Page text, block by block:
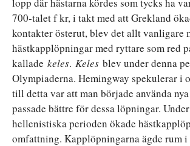
700-talet f kr, i takt med att Grekland
kontakter österut, blev det allt vanligare
hästkapplöpningar med ryttare som red
kallade keles. Keles blev under denna
Olympiaderna. Hemingway spekulerar i
till detta var att man började använda
passade bättre för dessa löpningar.
hellenistiska perioden ökade
omfattning. Kapplöpningarna ägde rum